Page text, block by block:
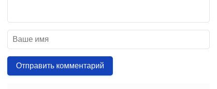
Отправить комментарий